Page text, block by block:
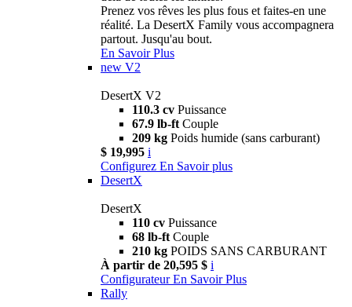
Prenez vos rêves les plus fous et faites-en une
réalité. La DesertX Family vous accompagnera
partout. Jusqu'au bout.
En Savoir Plus
new V2
DesertX V2
110.3 cv Puissance
67.9 lb-ft Couple
209 kg Poids humide (sans carburant)
$ 19,995 i
Configurez En Savoir plus
DesertX
DesertX
110 cv Puissance
68 lb-ft Couple
210 kg POIDS SANS CARBURANT
À partir de 20,595 $ i
Configurateur En Savoir Plus
Rally